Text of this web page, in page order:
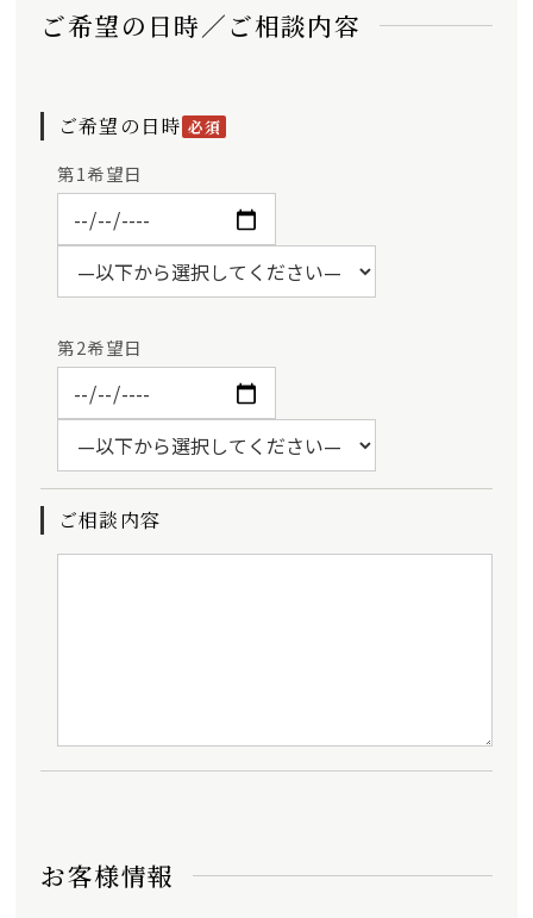
ご希望の日時／ご相談内容
ご希望の日時 必須
第1希望日
第2希望日
ご相談内容
お客様情報